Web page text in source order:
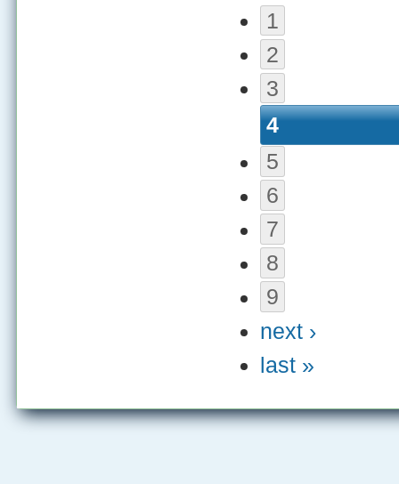
1
2
3
4
5
6
7
8
9
next ›
last »